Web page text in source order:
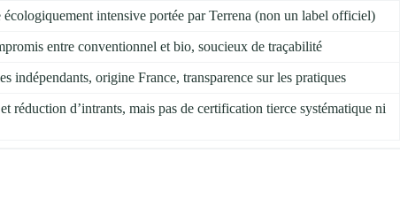
intensive portée par Terrena (non un label officiel)
entre conventionnel et bio, soucieux de traçabilité
indépendants, origine France, transparence sur les pratiques
réduction d’intrants, mais pas de certification tierce systématique ni